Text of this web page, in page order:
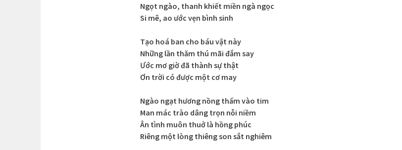
Ngọt ngào, thanh khiết miền ngà ngọc
Si mê, ao ước vẹn bình sinh
Tạo hoá ban cho báu vật này
Những lần thăm thú mãi đắm say
Ước mơ giờ đã thành sự thật
Ơn trời có được một cơ may
Ngào ngạt hương nồng thấm vào tim
Man mác trào dâng trọn nỗi niềm
Ân tình muôn thuở là hồng phúc
Riêng một lòng thiêng son sắt nghiêm